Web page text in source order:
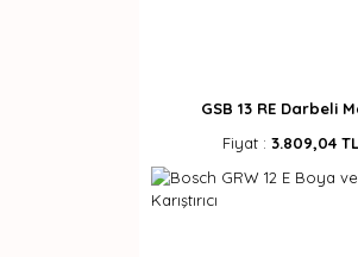
GSB 13 RE Darbeli
Fiyat : 3.809,04 TL